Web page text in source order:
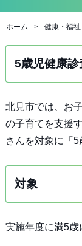
ホーム 健康・福祉
5歳児健康診
北見市では、お
の子育てを支援
さんを対象に「5
対象
実施年度に満5歳